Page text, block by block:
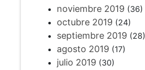
noviembre 2019 (36)
octubre 2019 (24)
septiembre 2019 (28)
agosto 2019 (17)
julio 2019 (30)